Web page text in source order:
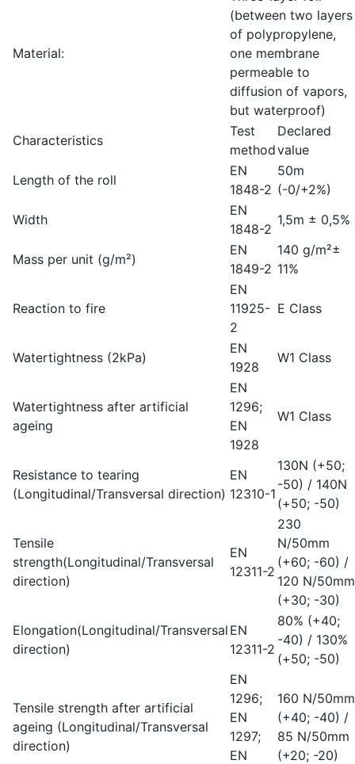
Material:
(between two layers
of polypropylene,
one membrane
permeable to
diffusion of vapors,
but waterproof)
Characteristics
Test
method
Declared
value
Length of the roll
EN
1848-2
50m
(-0/+2%)
Width
EN
1848-2
1,5m ± 0,5%
Mass per unit (g/m²)
EN
1849-2
140 g/m²±
11%
Reaction to fire
EN
11925-
2
E Class
Watertightness (2kPa)
EN
1928
W1 Class
Watertightness after artificial
ageing
EN
1296;
EN
1928
W1 Class
Resistance to tearing
(Longitudinal/Transversal direction)
EN
12310-1
130N (+50;
-50) / 140N
(+50; -50)
Tensile
strength(Longitudinal/Transversal
direction)
EN
12311-2
230
N/50mm
(+60; -60) /
120 N/50mm
(+30; -30)
Elongation(Longitudinal/Transversal
direction)
EN
12311-2
80% (+40;
-40) / 130%
(+50; -50)
Tensile strength after artificial
ageing (Longitudinal/Transversal
direction)
EN
1296;
EN
1297;
EN
160 N/50mm
(+40; -40) /
85 N/50mm
(+20; -20)